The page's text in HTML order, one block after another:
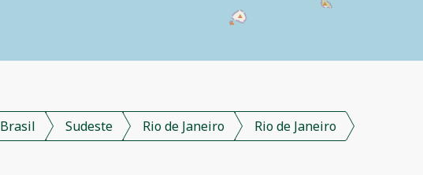
Brasil Sudeste Rio de Janeiro Rio de Janeiro